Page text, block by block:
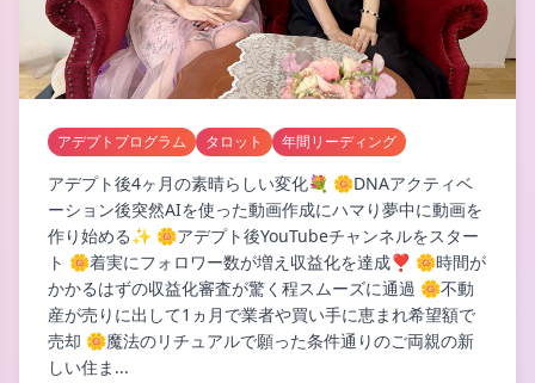
アデプトプログラム タロット 年間リーディング
アデプト後4ヶ月の素晴らしい変化💐 🌼DNAアクティベ
ーション後突然AIを使った動画作成にハマり夢中に動画を
作り始める✨ 🌼アデプト後YouTubeチャンネルをスター
ト 🌼着実にフォロワー数が増え収益化を達成❣️ 🌼時間が
かかるはずの収益化審査が驚く程スムーズに通過 🌼不動
産が売りに出して1ヵ月で業者や買い手に恵まれ希望額で
売却 🌼魔法のリチュアルで願った条件通りのご両親の新
しい住ま...